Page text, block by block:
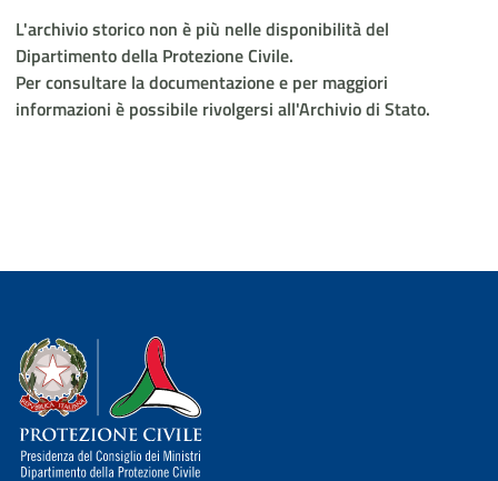
L'archivio storico non è più nelle disponibilità del
Dipartimento della Protezione Civile.
Per consultare la documentazione e per maggiori
informazioni è possibile rivolgersi all'Archivio di Stato.
Dipartimento della Protezione Civile